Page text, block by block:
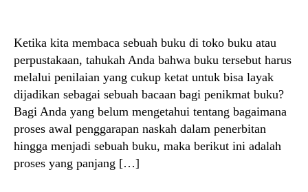
Ketika kita membaca sebuah buku di toko buku atau
perpustakaan, tahukah Anda bahwa buku tersebut harus
melalui penilaian yang cukup ketat untuk bisa layak
dijadikan sebagai sebuah bacaan bagi penikmat buku?
Bagi Anda yang belum mengetahui tentang bagaimana
proses awal penggarapan naskah dalam penerbitan
hingga menjadi sebuah buku, maka berikut ini adalah
proses yang panjang […]